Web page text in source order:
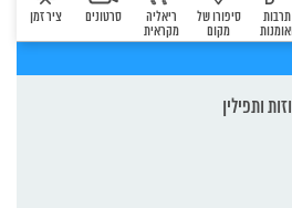
תרבות
סיפורו של
מקום
ריאליה
מקראית
סרטונים ציר זמן
ותפילין